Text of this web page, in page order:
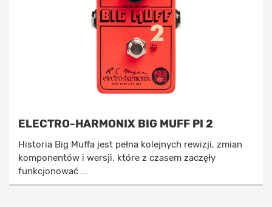
ELECTRO-HARMONIX BIG MUFF PI 2
Historia Big Muffa jest pełna kolejnych rewizji, zmian
komponentów i wersji, które z czasem zaczęły
funkcjonować ...